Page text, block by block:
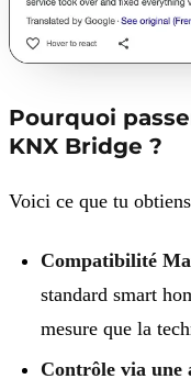
Pourquoi
KNX Bridge ?
Voici ce que tu
Compatibilité
standard smart
mesure que la
Contrôle via une